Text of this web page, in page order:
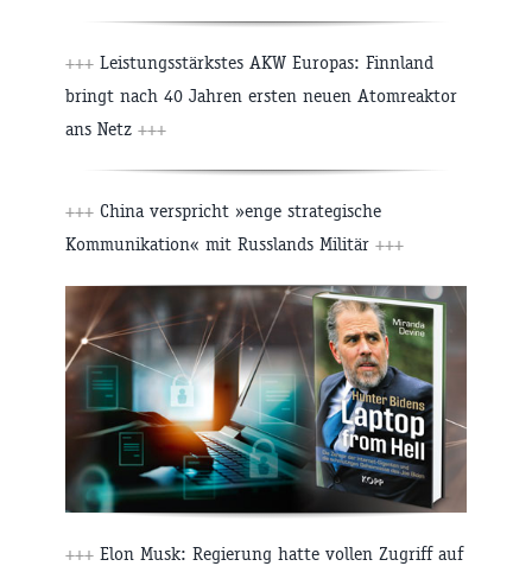
+++ Leistungsstärkstes AKW Europas: Finnland
bringt nach 40 Jahren ersten neuen Atomreaktor
ans Netz +++
+++ China verspricht »enge strategische
Kommunikation« mit Russlands Militär +++
+++ Elon Musk: Regierung hatte vollen Zugriff auf